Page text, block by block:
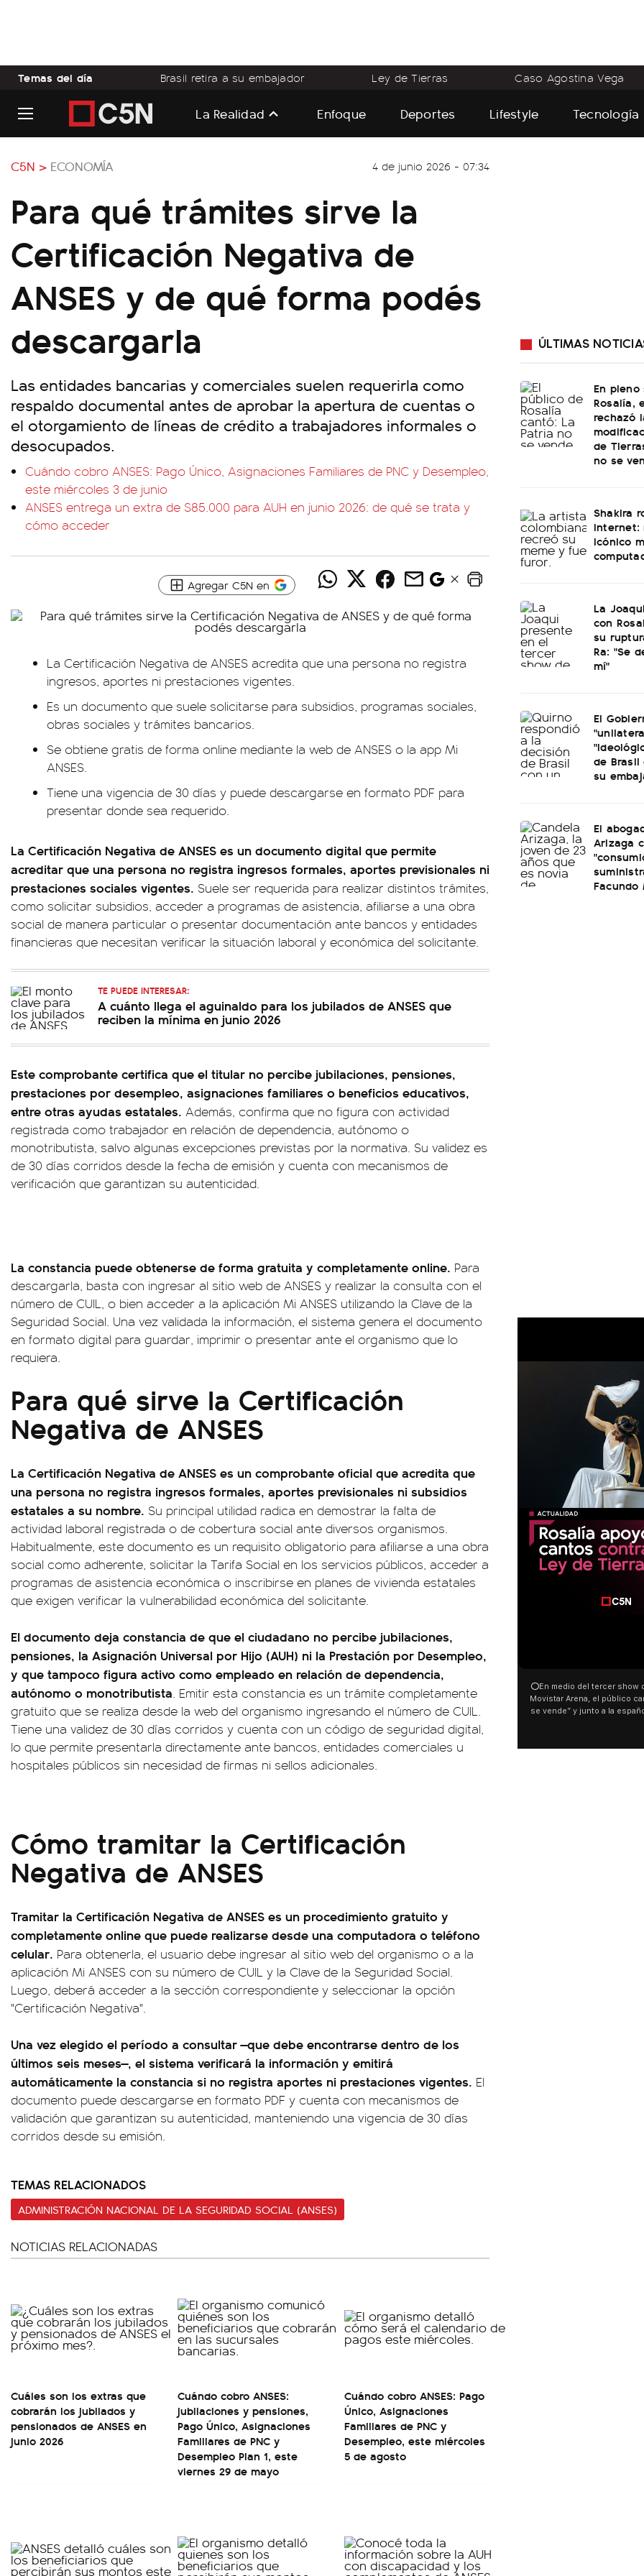
Temas del día Brasil retira a su embajador Ley de Tierras Caso Agostina Vega
La Realidad Enfoque Deportes Lifestyle Tecnología
C5N > ECONOMÍA 4 de junio 2026 - 07:34
Para qué trámites sirve la
Certificación Negativa de
ANSES y de qué forma podés
descargarla
Las entidades bancarias y comerciales suelen requerirla como
respaldo documental antes de aprobar la apertura de cuentas o
el otorgamiento de líneas de crédito a trabajadores informales o
desocupados.
Cuándo cobro ANSES: Pago Único, Asignaciones Familiares de PNC y Desempleo,
este miércoles 3 de junio
ANSES entrega un extra de $85.000 para AUH en junio 2026: de qué se trata y
cómo acceder
Agregar C5N en
La Certificación Negativa de ANSES acredita que una persona no registra
ingresos, aportes ni prestaciones vigentes.
Es un documento que suele solicitarse para subsidios, programas sociales,
obras sociales y trámites bancarios.
Se obtiene gratis de forma online mediante la web de ANSES o la app Mi
ANSES.
Tiene una vigencia de 30 días y puede descargarse en formato PDF para
presentar donde sea requerido.
La Certificación Negativa de ANSES es un documento digital que permite
acreditar que una persona no registra ingresos formales, aportes previsionales ni
prestaciones sociales vigentes. Suele ser requerida para realizar distintos trámites,
como solicitar subsidios, acceder a programas de asistencia, afiliarse a una obra
social de manera particular o presentar documentación ante bancos y entidades
financieras que necesitan verificar la situación laboral y económica del solicitante.
TE PUEDE INTERESAR:
A cuánto llega el aguinaldo para los jubilados de ANSES que
reciben la mínima en junio 2026
Este comprobante certifica que el titular no percibe jubilaciones, pensiones,
prestaciones por desempleo, asignaciones familiares o beneficios educativos,
entre otras ayudas estatales. Además, confirma que no figura con actividad
registrada como trabajador en relación de dependencia, autónomo o
monotributista, salvo algunas excepciones previstas por la normativa. Su validez es
de 30 días corridos desde la fecha de emisión y cuenta con mecanismos de
verificación que garantizan su autenticidad.
La constancia puede obtenerse de forma gratuita y completamente online. Para
descargarla, basta con ingresar al sitio web de ANSES y realizar la consulta con el
número de CUIL, o bien acceder a la aplicación Mi ANSES utilizando la Clave de la
Seguridad Social. Una vez validada la información, el sistema genera el documento
en formato digital para guardar, imprimir o presentar ante el organismo que lo
requiera.
Para qué sirve la Certificación
Negativa de ANSES
La Certificación Negativa de ANSES es un comprobante oficial que acredita que
una persona no registra ingresos formales, aportes previsionales ni subsidios
estatales a su nombre. Su principal utilidad radica en demostrar la falta de
actividad laboral registrada o de cobertura social ante diversos organismos.
Habitualmente, este documento es un requisito obligatorio para afiliarse a una obra
social como adherente, solicitar la Tarifa Social en los servicios públicos, acceder a
programas de asistencia económica o inscribirse en planes de vivienda estatales
que exigen verificar la vulnerabilidad económica del solicitante.
El documento deja constancia de que el ciudadano no percibe jubilaciones,
pensiones, la Asignación Universal por Hijo (AUH) ni la Prestación por Desempleo,
y que tampoco figura activo como empleado en relación de dependencia,
autónomo o monotributista. Emitir esta constancia es un trámite completamente
gratuito que se realiza desde la web del organismo ingresando el número de CUIL.
Tiene una validez de 30 días corridos y cuenta con un código de seguridad digital,
lo que permite presentarla directamente ante bancos, entidades comerciales u
hospitales públicos sin necesidad de firmas ni sellos adicionales.
Cómo tramitar la Certificación
Negativa de ANSES
Tramitar la Certificación Negativa de ANSES es un procedimiento gratuito y
completamente online que puede realizarse desde una computadora o teléfono
celular. Para obtenerla, el usuario debe ingresar al sitio web del organismo o a la
aplicación Mi ANSES con su número de CUIL y la Clave de la Seguridad Social.
Luego, deberá acceder a la sección correspondiente y seleccionar la opción
"Certificación Negativa".
Una vez elegido el período a consultar —que debe encontrarse dentro de los
últimos seis meses—, el sistema verificará la información y emitirá
automáticamente la constancia si no registra aportes ni prestaciones vigentes. El
documento puede descargarse en formato PDF y cuenta con mecanismos de
validación que garantizan su autenticidad, manteniendo una vigencia de 30 días
corridos desde su emisión.
TEMAS RELACIONADOS
ADMINISTRACIÓN NACIONAL DE LA SEGURIDAD SOCIAL (ANSES)
NOTICIAS RELACIONADAS
Cuáles son los extras que
cobrarán los jubilados y
pensionados de ANSES en
junio 2026
Cuándo cobro ANSES:
jubilaciones y pensiones,
Pago Único, Asignaciones
Familiares de PNC y
Desempleo Plan 1, este
viernes 29 de mayo
Cuándo cobro ANSES: Pago
Único, Asignaciones
Familiares de PNC y
Desempleo, este miércoles
5 de agosto
ÚLTIMAS
En
Rosalía,
rechazó
de
no se
Shakira
internet:
icónico
La
con
su
Ra: "Se
mí"
El
de
su
El
Arizaga
Facundo
⭕En medio del tercer show
Movistar Arena, el público
se vende” y junto a la